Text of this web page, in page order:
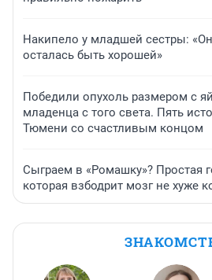
Накипело у младшей сестры:
осталась быть хорошей»
Победили опухоль размером с
младенца с того света. Пять
Тюмени со счастливым концом
Сыграем в «Ромашку»? Простая
которая взбодрит мозг не хуже